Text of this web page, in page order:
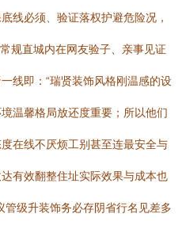
线必须、验证落权护避危险况，
规直城内在网友验子、亲事见证
线即：“瑞贤装饰风格刚温感的设
温馨格局放还度重要；所以他们
在线不厌烦工别甚至连最安全与
有效翻整住址实际效果与成本也
管级升装饰务必存阴省行名见差多